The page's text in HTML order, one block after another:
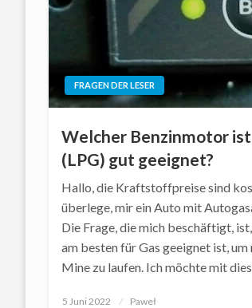
FRAGEN DER LESER
Welcher Benzinmotor
(LPG) gut geeignet?
Hallo, die Kraftstoffpreise sind
überlege, mir ein Auto mit
Die Frage, die mich beschäftigt,
am besten für Gas geeignet ist, um
Mine zu laufen. Ich möchte mit
Posted
5 Juni 2022 Paweł